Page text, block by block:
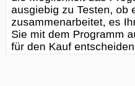
ausgiebig zu Testen, ob
zusammenarbeitet, es
Sie mit dem Programm
für den Kauf